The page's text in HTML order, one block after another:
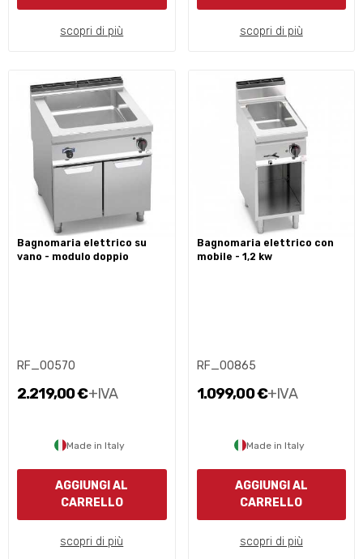
scopri di più scopri di più
bagnomaria elettrico su
vano - modulo doppio
RF_00570
2.219,00 €+IVA
Made in Italy
AGGIUNGI AL
CARRELLO
scopri di più
bagnomaria elettrico con
mobile - 1,2 kw
RF_00865
1.099,00 €+IVA
Made in Italy
AGGIUNGI AL
CARRELLO
scopri di più